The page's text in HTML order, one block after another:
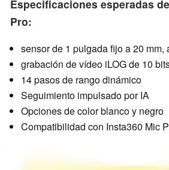
Especificaciones esperadas
Pro:
sensor de 1 pulgada fijo a 20 mm,
grabación de vídeo iLOG de 10
14 pasos de rango dinámico
Seguimiento impulsado por IA
Opciones de color blanco y negro
Compatibilidad con Insta360 Mic